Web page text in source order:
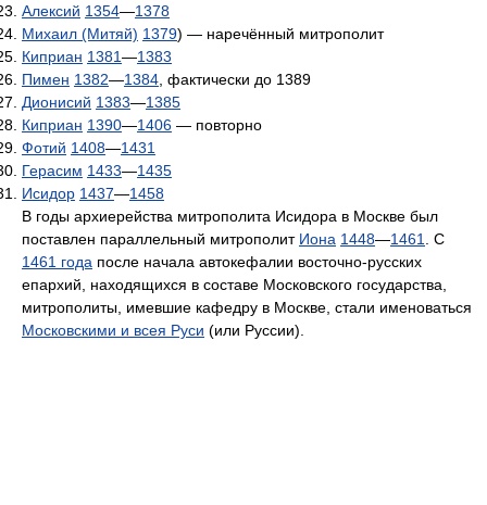
Алексий 1354—1378
Михаил (Митяй) 1379) — наречённый митрополит
Киприан 1381—1383
Пимен 1382—1384 , фактически до 1389
Дионисий 1383—1385
Киприан 1390—1406 — повторно
Фотий 1408—1431
Герасим 1433—1435
Исидор 1437—1458
В годы архиерейства митрополита Исидора в Москве был
поставлен параллельный митрополит Иона 1448—1461
. С
1461 года после начала автокефалии восточно-русских
епархий, находящихся в составе Московского государства,
митрополиты, имевшие кафедру в Москве, стали именоваться
Московскими и всея Руси (или Руссии).